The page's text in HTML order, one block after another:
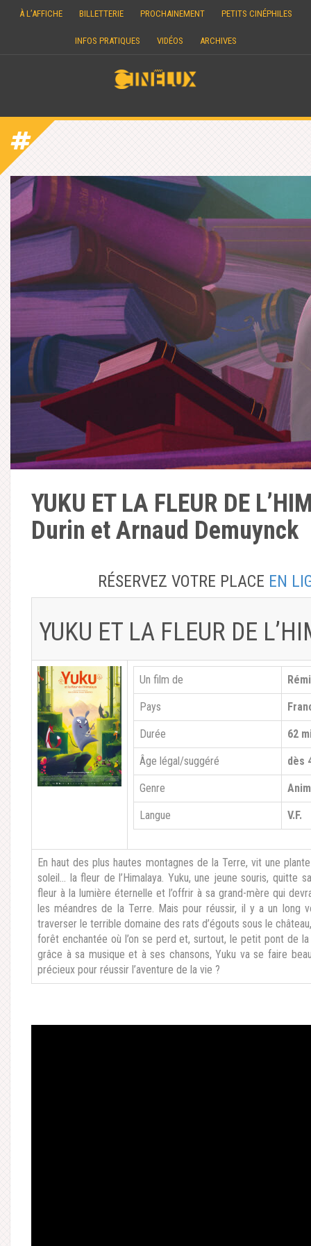
À L’AFFICHE BILLETTERIE PROCHAINEMENT PETITS CINÉPHILES
INFOS PRATIQUES VIDÉOS ARCHIVES
YUKU ET LA FLEUR DE
Durin et Arnaud Demuynck
RÉSERVEZ VOTRE PLACE EN
YUKU ET LA FLEUR DE
Un film de
Pays
Durée 62
Âge légal/suggéré dès
Genre
Langue V.F.
En haut des plus hautes montagnes de la Terre, vit une
soleil… la fleur de l’Himalaya. Yuku, une jeune souris,
fleur à la lumière éternelle et l’offrir à sa grand-mère qui
les méandres de la Terre. Mais pour réussir, il y a un long
traverser le terrible domaine des rats d’égouts sous le
forêt enchantée où l’on se perd et, surtout, le petit pont de
grâce à sa musique et à ses chansons, Yuku va se faire
précieux pour réussir l’aventure de la vie ?